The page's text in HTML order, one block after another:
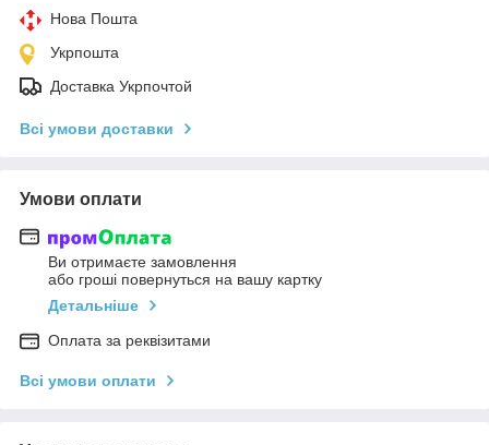
Нова Пошта
Укрпошта
Доставка Укрпочтой
Всі умови доставки
Умови оплати
Ви отримаєте замовлення
або гроші повернуться на вашу картку
Детальніше
Оплата за реквізитами
Всі умови оплати